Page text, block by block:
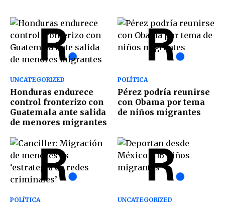
UNCATEGORIZED
Honduras endurece
control fronterizo con
Guatemala ante salida
de menores migrantes
POLÍTICA
Pérez podría reunirse
con Obama por tema
de niños migrantes
POLÍTICA UNCATEGORIZED